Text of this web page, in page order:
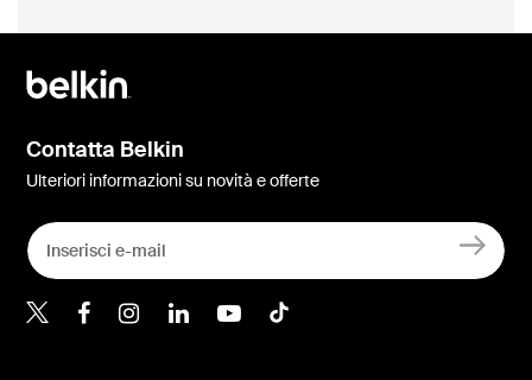
Contatta Belkin
Ulteriori informazioni su novità e offerte
Belkin Twitter
Belkin Facebook
Belkin Instagram
Belkin LinkedIn
Belkin Youtube
Belkin TikTok